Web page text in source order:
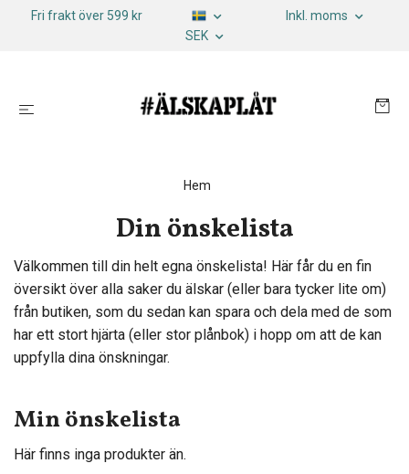
Fri frakt över 599 kr
Inkl. moms
SEK
Hem
Din önskelista
Välkommen till din helt egna önskelista! Här får du en fin
översikt över alla saker du älskar (eller bara tycker lite om)
från butiken, som du sedan kan spara och dela med de som
har ett stort hjärta (eller stor plånbok) i hopp om att de kan
uppfylla dina önskningar.
Min önskelista
Här finns inga produkter än.